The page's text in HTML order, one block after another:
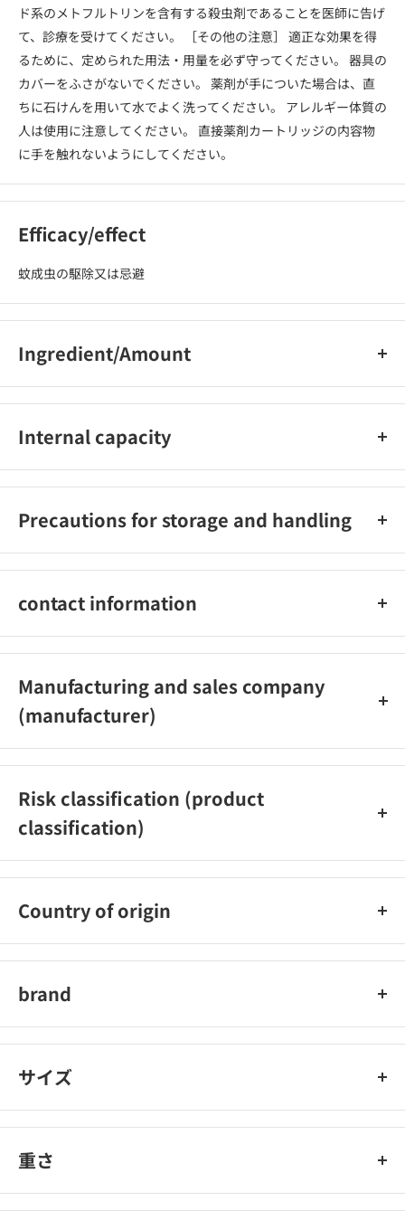
ド系のメトフルトリンを含有する殺虫剤であることを医師に告げ
て、診療を受けてください。 ［その他の注意］ 適正な効果を得
るために、定められた用法・用量を必ず守ってください。 器具の
カバーをふさがないでください。 薬剤が手についた場合は、直
ちに石けんを用いて水でよく洗ってください。 アレルギー体質の
人は使用に注意してください。 直接薬剤カートリッジの内容物
に手を触れないようにしてください。
Efficacy/effect
蚊成虫の駆除又は忌避
Ingredient/Amount
【有効成分】ピレスロイド（メトフルトリン）…60ｍｇ／個
Internal capacity
1個
Precautions for storage and handling
直射日光があたるところや高温になるところを避けて使用または
さい。 使用後の本品内容物を含む薬剤カートリッジは、自治体
ートリッジと電池を器具からはずし、カートリッジをラップやポ
リ袋などで密封して電池とともに保管してください。 強い衝撃
や振動は故障の原因となるので、器具を落としたり投げたりしな
いでください。 故障の原因となるので、器具に水などがかからな
いようにしてください。 濡れた場合は乾いた布などでよくふき
取ってください。 電池は正しい方向に入れてください。 逆に入
れると故障の原因となります。 カートリッジを取り替える際は、
電池も一緒に取り替えてください。 本器具は小型モーターを使用
しているため、約2000時間程度が寿命の目安となります。
contact information
アース製薬株式会社 お客様からお気づきを頂く窓口：0120-81-
Manufacturing and sales company
(manufacturer)
大日本除虫菊株式会社
Risk classification (product
classification)
【防除用医薬部外品】
Country of origin
日本
brand
カトリス
サイズ
重さ